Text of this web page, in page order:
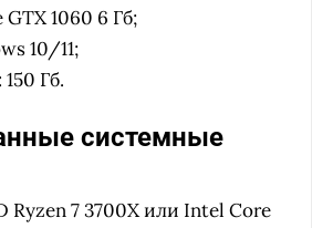
1060 6 Гб;
10/11;
Гб.
системные
Ryzen 7 3700X или Intel Core